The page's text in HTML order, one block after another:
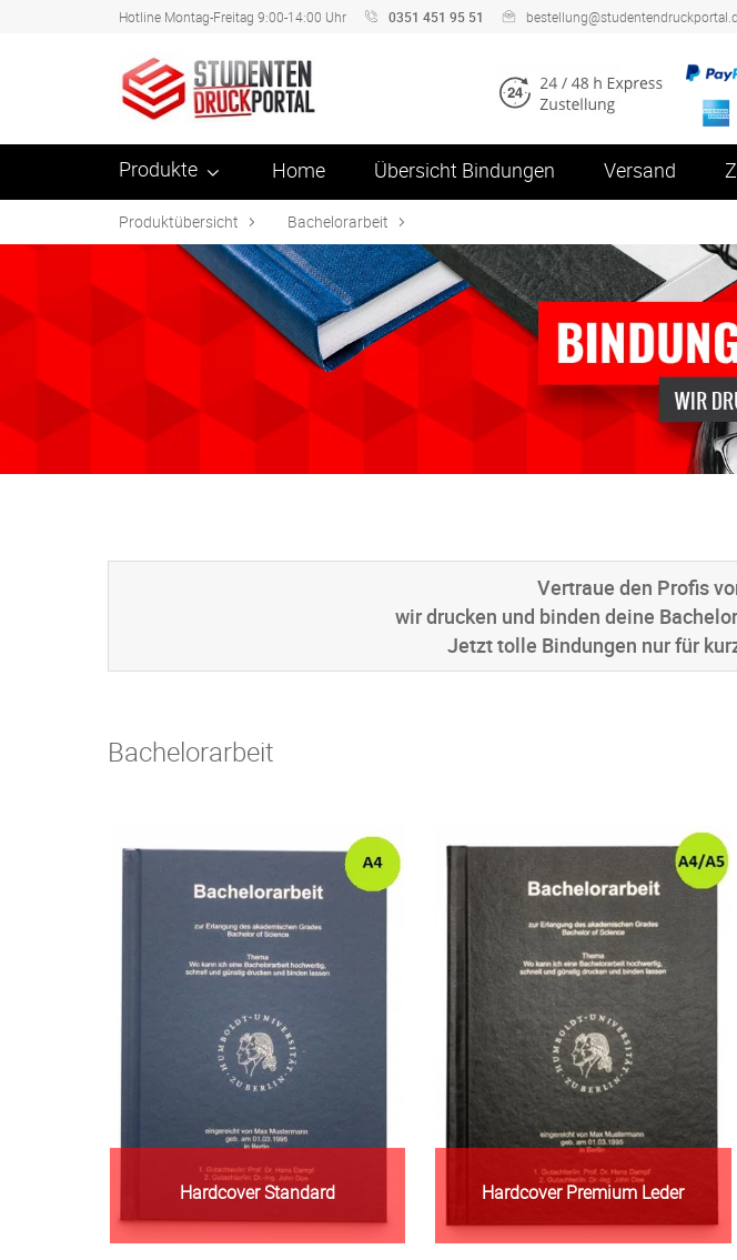
Hotline Montag-Freitag 9:00-14:00 Uhr 0351 451 95 51
Produkte Home Übersicht Bindungen Versand
Produktübersicht Bachelorarbeit
Vertraue den Profis
wir drucken und binden deine
Jetzt tolle Bindungen nur für
Bachelorarbeit
Hardcover Standard Hardcover Premium Leder